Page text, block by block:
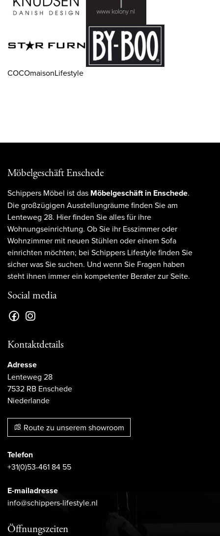
COCOmaisonLifestyle
Möbelgeschäft Enschede
Schippers Möbel ist das Möbelgeschäft in Enschede.
Die großzügigen Ausstellungräume finden Sie am
Lenteweg 28. Hier finden Sie alles für ihre
Wohnungseinrichtung. Ob Sie ihr Esszimmer oder
Wohnzimmer mit neuen Stühlen oder einem Sofa
einrichten möchten; bei Schippers Lifestyle finden Sie
sicher was Sie suchen. Und wenn Sie Fragen haben
steht ihnen immer ein kompetenter Berater zur Seite.
Social media
Kontaktdetails
Adresse
Lenteweg 28
7532 RB Enschede
Niederlande
Route zu unserem showroom
Telefon
+31(0)53-461 84 55
E-mailadresse
info@schippers-lifestyle.nl
Öffnungszeiten